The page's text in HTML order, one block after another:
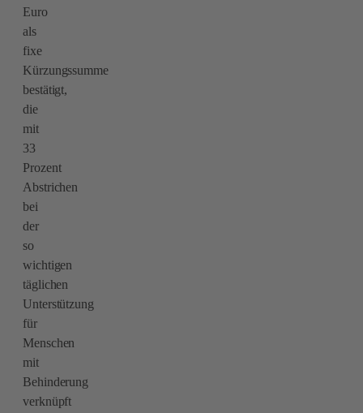
Euro
als
fixe
Kürzungssumme
bestätigt,
die
mit
33
Prozent
Abstrichen
bei
der
so
wichtigen
täglichen
Unterstützung
für
Menschen
mit
Behinderung
verknüpft